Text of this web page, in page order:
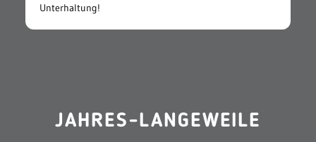
Unterhaltung!
JAHRES-LANGEWEILE